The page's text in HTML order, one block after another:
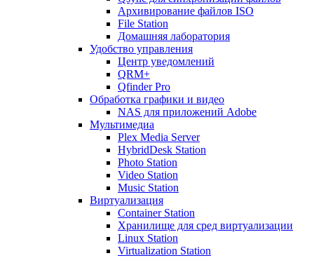
Архивирование файлов ISO
File Station
Домашняя лаборатория
Удобство управления
Центр уведомлений
QRM+
Qfinder Pro
Обработка графики и видео
NAS для приложений Adobe
Мультимедиа
Plex Media Server
HybridDesk Station
Photo Station
Video Station
Music Station
Виртуализация
Container Station
Хранилище для сред виртуализации
Linux Station
Virtualization Station